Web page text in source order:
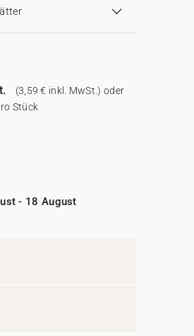
(3,59 € inkl. MwSt.) oder
Stück
- 18 August